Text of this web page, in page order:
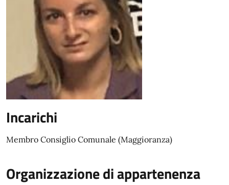
Incarichi
Membro Consiglio Comunale (Maggioranza)
Organizzazione di appartenenza